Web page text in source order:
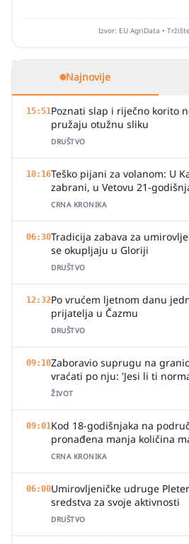
Izvor: EU AgriData •
Najnovije
15:51Poznati slap i riječno korito
pružaju otužnu sliku
DRUŠTVO
10:16Teško pijani za volanom: U
zabrani, u Vetovu 21-
CRNA KRONIKA
06:30Tradicija zabava za
se okupljaju u Gloriji
DRUŠTVO
12:32Po vrućem ljetnom danu
prijatelja u Čazmu
DRUŠTVO
09:10Zaboravio suprugu na
vraćati po nju: 'Jesi li ti
ŽIVOT
09:01Kod 18-godišnjaka na
pronađena manja količina
CRNA KRONIKA
06:00Umirovljeničke udruge
sredstva za svoje aktivnosti
DRUŠTVO